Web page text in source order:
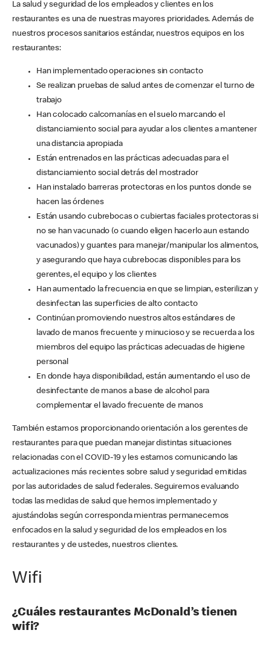
La salud y seguridad de los empleados y clientes en los
restaurantes es una de nuestras mayores prioridades. Además de
nuestros procesos sanitarios estándar, nuestros equipos en los
restaurantes:
Han implementado operaciones sin contacto
Se realizan pruebas de salud antes de comenzar el turno de
trabajo
Han colocado calcomanías en el suelo marcando el
distanciamiento social para ayudar a los clientes a mantener
una distancia apropiada
Están entrenados en las prácticas adecuadas para el
distanciamiento social detrás del mostrador
Han instalado barreras protectoras en los puntos donde se
hacen las órdenes
Están usando cubrebocas o cubiertas faciales protectoras si
no se han vacunado (o cuando eligen hacerlo aun estando
vacunados) y guantes para manejar/manipular los alimentos,
y asegurando que haya cubrebocas disponibles para los
gerentes, el equipo y los clientes
Han aumentado la frecuencia en que se limpian, esterilizan y
desinfectan las superficies de alto contacto
Continúan promoviendo nuestros altos estándares de
lavado de manos frecuente y minucioso y se recuerda a los
miembros del equipo las prácticas adecuadas de higiene
personal
En donde haya disponibilidad, están aumentando el uso de
desinfectante de manos a base de alcohol para
complementar el lavado frecuente de manos
También estamos proporcionando orientación a los gerentes de
restaurantes para que puedan manejar distintas situaciones
relacionadas con el COVID-19 y les estamos comunicando las
actualizaciones más recientes sobre salud y seguridad emitidas
por las autoridades de salud federales. Seguiremos evaluando
todas las medidas de salud que hemos implementado y
ajustándolas según corresponda mientras permanecemos
enfocados en la salud y seguridad de los empleados en los
restaurantes y de ustedes, nuestros clientes.
Wifi
¿Cuáles restaurantes McDonald’s tienen
wifi?